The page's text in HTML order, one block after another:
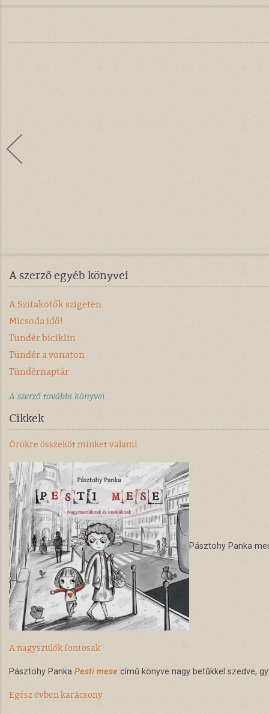
A szerző egyéb könyvei
A Szitakötők szigetén
Micsoda idő!
Tündér biciklin
Tündér a vonaton
Tündérnaptár
A szerző további könyvei...
Cikkek
Örökre összeköt minket valami
Pásztohy Panka
A nagyszülők fontosak
Pásztohy Panka Pesti mese című könyve nagy betűkkel szedve,
Egész évben karácsony